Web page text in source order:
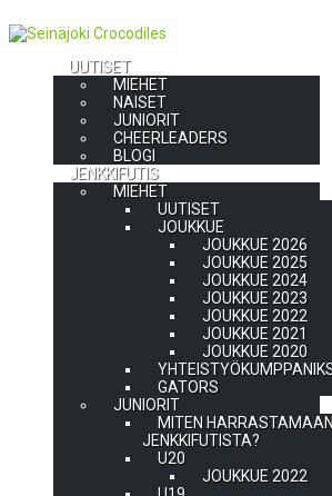
UUTISET
MIEHET
NAISET
JUNIORIT
CHEERLEADERS
BLOGI
JENKKIFUTIS
MIEHET
UUTISET
JOUKKUE
JOUKKUE 2026
JOUKKUE 2025
JOUKKUE 2024
JOUKKUE 2023
JOUKKUE 2022
JOUKKUE 2021
JOUKKUE 2020
GATORS
JUNIORIT
MITEN
JENKKIFUTISTA?
U20
JOUKKUE 2022